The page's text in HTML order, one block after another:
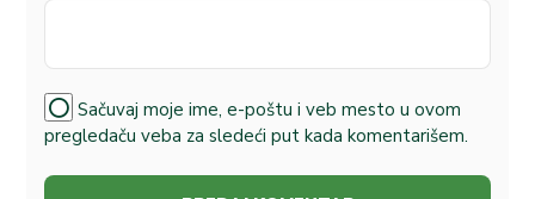
Sačuvaj moje ime, e-poštu i veb mesto u ovom
pregledaču veba za sledeći put kada komentarišem.